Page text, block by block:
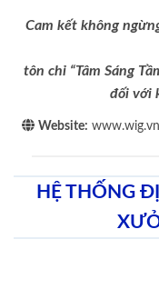
Cam kết không
tôn chỉ “Tâm Sáng
đối với
Website: www.wig.vn
HỆ THỐNG